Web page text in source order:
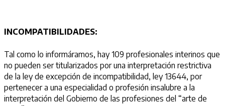
INCOMPATIBILIDADES:
Tal como lo informáramos, hay 109 profesionales interinos que
no pueden ser titularizados por una interpretación restrictiva
de la ley de excepción de incompatibilidad, ley 13644, por
pertenecer a una especialidad o profesión insalubre a la
interpretación del Gobierno de las profesiones del “arte de